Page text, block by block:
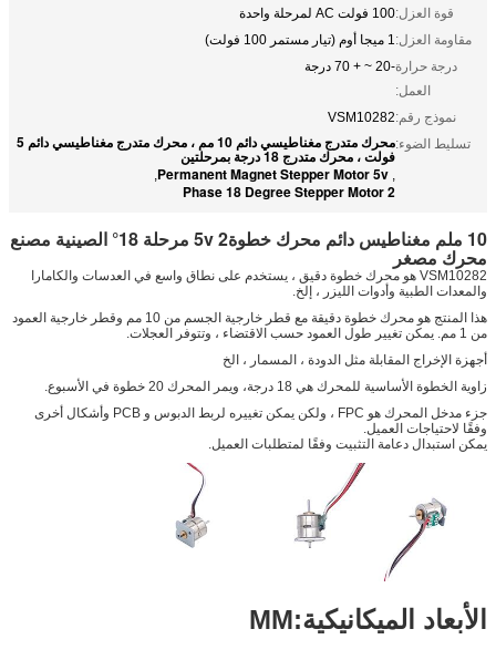
قوة العزل:100 فولت AC لمرحلة واحدة
مقاومة العزل:1 ميجا أوم (تيار مستمر 100 فولت)
درجة حرارة
العمل:
-20 ~ + 70 درجة
نموذج رقم:VSM10282
تسليط الضوء:
محرك متدرج مغناطيسي دائم 10 مم ، محرك متدرج مغناطيسي دائم 5
فولت ، محرك متدرج 18 درجة بمرحلتين
,
Permanent Magnet Stepper Motor 5v
,
2 Phase 18 Degree Stepper Motor
10 ملم مغناطيس دائم محرك خطوة5v 2 مرحلة 18° الصينية مصنع
محرك مصغر
VSM10282 هو محرك خطوة دقيق ، يستخدم على نطاق واسع في العدسات والكامارا
والمعدات الطبية وأدوات الليزر ، إلخ.
هذا المنتج هو محرك خطوة دقيقة مع قطر خارجية الجسم من 10 مم وقطر خارجية العمود
من 1 مم. يمكن تغيير طول العمود حسب الاقتضاء ، وتتوفر العجلات.
أجهزة الإخراج المقابلة مثل الدودة ، المسمار ، الخ
زاوية الخطوة الأساسية للمحرك هي 18 درجة، ويمر المحرك 20 خطوة في الأسبوع.
جزء مدخل المحرك هو FPC ، ولكن يمكن تغييره لربط الدبوس و PCB وأشكال أخرى
وفقًا لاحتياجات العميل.
يمكن استبدال دعامة التثبيت وفقًا لمتطلبات العميل.
الأبعاد الميكانيكية:MM